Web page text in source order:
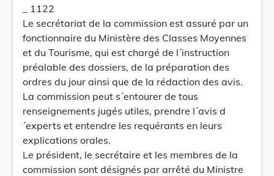
_ 1122
Le secrétariat de la commission est assuré par un
fonctionnaire du Ministère des Classes Moyennes
et du Tourisme, qui est chargé de l´instruction
préalable des dossiers, de la préparation des
ordres du jour ainsi que de la rédaction des avis.
La commission peut s´entourer de tous
renseignements jugés utiles, prendre l´avis d
´experts et entendre les requérants en leurs
explications orales.
Le président, le secrétaire et les membres de la
commission sont désignés par arrêté du Ministre